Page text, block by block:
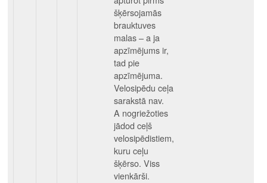
šķērsojamās
brauktuves
malas – a ja
apzīmējums ir,
tad pie
apzīmējuma.
Velosipēdu ceļa
sarakstā nav.
A nogriežoties
jādod ceļš
velosipēdistiem,
kuru ceļu
šķērso. Viss
vienkārši.